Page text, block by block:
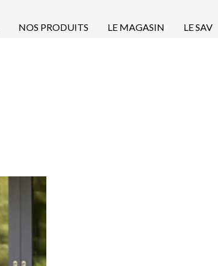
NOS PRODUITS LE MAGASIN LE SAV